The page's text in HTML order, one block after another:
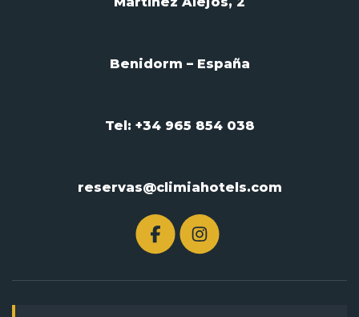
Benidorm – España
Tel: +34 965 854 038
reservas@climiahotels.com